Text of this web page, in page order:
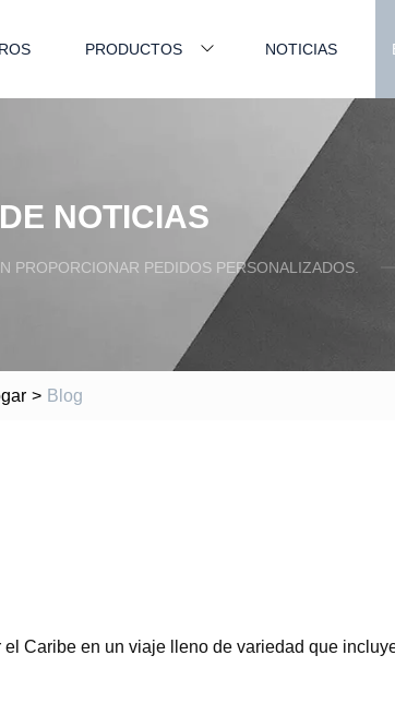
PRODUCTOS NOTICIAS
NOTICIAS
PROPORCIONAR PEDIDOS PERSONALIZADOS.
> Blog
Caribe en un viaje lleno de variedad que